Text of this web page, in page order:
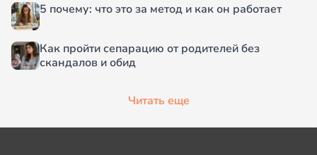
5 почему: что это за метод и как он работает
Как пройти сепарацию от родителей без
скандалов и обид
Читать еще